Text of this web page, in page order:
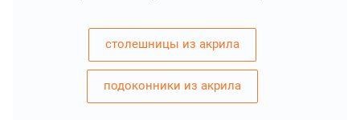
столешницы из акрила
подоконники из акрила